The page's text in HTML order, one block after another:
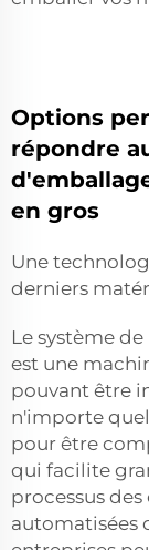
Options
répondre
en gros
Une
derniers
Le système
est une
pouvant être
n'importe
pour être
qui facilite
processus
automatisées